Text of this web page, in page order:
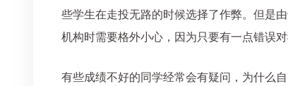
些学生在走投无路的时候选择了作弊。但是
机构时需要格外小心，因为只要有一点错误
有些成绩不好的同学经常会有疑问，为什么